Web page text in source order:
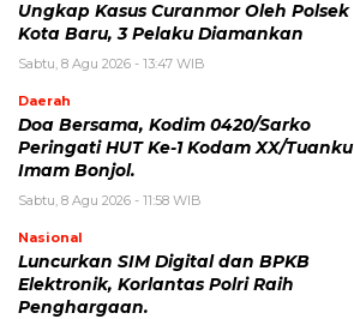
Ungkap Kasus Curanmor Oleh Polsek
Kota Baru, 3 Pelaku Diamankan
Sabtu, 8 Agu 2026 - 13:47 WIB
Daerah
Doa Bersama, Kodim 0420/Sarko
Peringati HUT Ke-1 Kodam XX/Tuanku
Imam Bonjol.
Sabtu, 8 Agu 2026 - 11:58 WIB
Nasional
Luncurkan SIM Digital dan BPKB
Elektronik, Korlantas Polri Raih
Penghargaan.